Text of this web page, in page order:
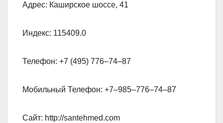
Адрес: Каширское шоссе, 41
Индекс: 115409.0
Телефон: +7 (495) 776‒74‒87
Мобильный Телефон: +7‒985‒776‒74‒87
Сайт: http://santehmed.com